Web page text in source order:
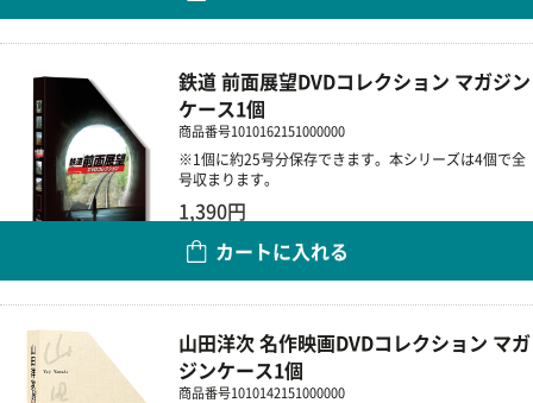
鉄道 前面展望DVDコレクション マガジン
ケース1個
商品番号1010162151000000
※1個に約25号分保存できます。本シリーズは4個で全
号収まります。
1,390円
カートに入れる
山田洋次 名作映画DVDコレクション マガ
ジンケース1個
商品番号1010142151000000